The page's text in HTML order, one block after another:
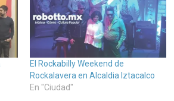
El Rockabilly Weekend de
Rockalavera en Alcaldia Iztacalco
En "Ciudad"